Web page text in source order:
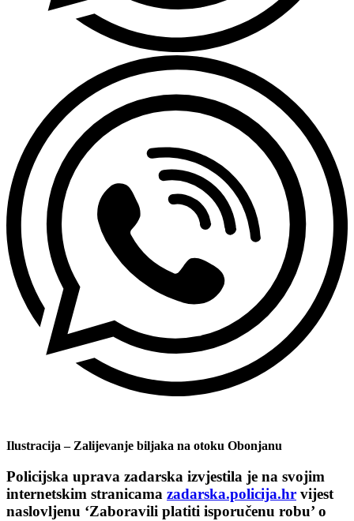
Ilustracija – Zalijevanje biljaka na otoku Obonjanu
Policijska uprava zadarska izvjestila je na svojim
internetskim stranicama zadarska.policija.hr vijest
naslovljenu ‘Zaboravili platiti isporučenu robu’ o